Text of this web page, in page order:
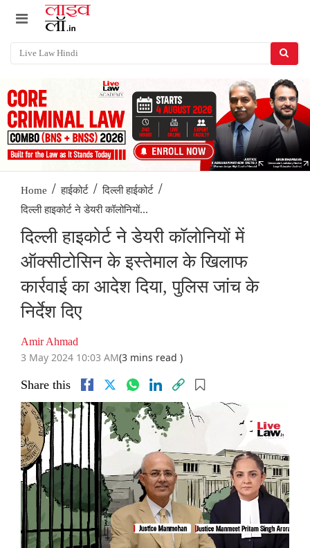
Home / हाईकोर्ट / दिल्ली हाईकोर्ट /
दिल्ली हाइकोर्ट ने डेयरी कॉलोनियों...
दिल्ली हाइकोर्ट ने डेयरी कॉलोनियों में
ऑक्सीटोसिन के इस्तेमाल के खिलाफ
कार्रवाई का आदेश दिया, पुलिस जांच के
निर्देश दिए
Amir Ahmad
3 May 2024 10:03 AM(3 mins read )
Share this